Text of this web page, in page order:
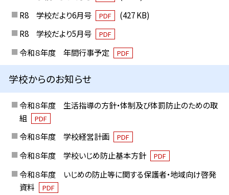
R8 学校だより6月号
PDF
(427 KB)
R8 学校だより5月号
PDF
令和８年度 年間行事予定 PDF
学校からのお知らせ
令和８年度 生活指導の方針・体制及び体罰防止のための取
組
PDF
令和８年度 学校経営計画 PDF
令和８年度 学校いじめ防止基本方針 PDF
令和８年度 いじめの防止等に関する保護者・地域向け啓発
資料
PDF